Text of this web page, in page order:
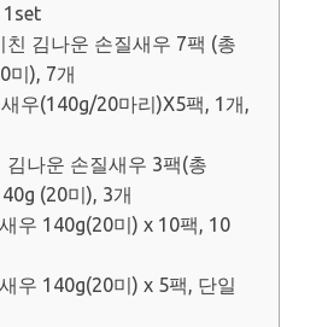
1set
친 김나운 손질새우 7팩 (총
미), 7개
우(140g/20마리)X5팩, 1개,
김나운 손질새우 3팩(총
(20미), 3개
우 140g(20미) x 10팩, 10
우 140g(20미) x 5팩, 단일